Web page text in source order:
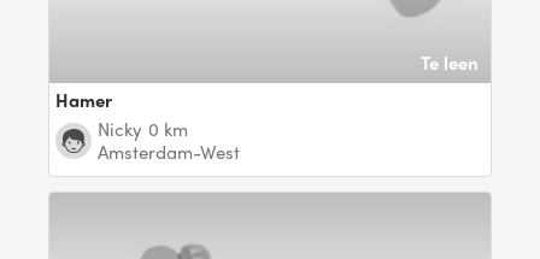
Te leen
Hamer
Nicky 0 km
Amsterdam-West